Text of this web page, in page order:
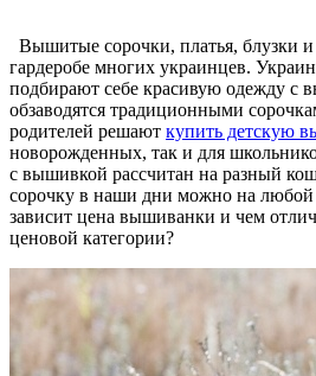
Вышитые сорочки, платья, блузки и
гардеробе многих украинцев.
подбирают себе красивую одежду
обзаводятся традиционными
родителей решают купить детскую
новорожденных, так и для
с вышивкой рассчитан на разный
сорочку в наши дни можно на
зависит цена вышиванки и чем
ценовой категории?